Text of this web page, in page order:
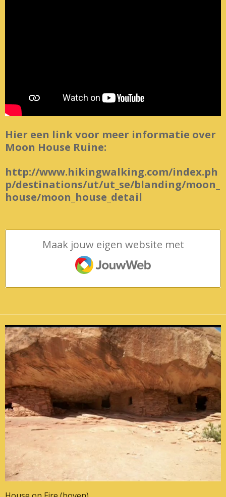
Hier een link voor meer informatie over
Moon House Ruine:
http://www.hikingwalking.com/index.ph
p/destinations/ut/ut_se/blanding/moon_
house/moon_house_detail
Maak jouw eigen website met
JouwWeb